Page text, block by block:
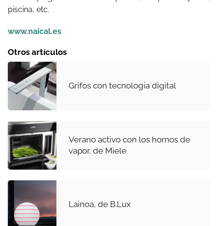
piscina, etc.
www.naical.es
Otros artículos
Grifos con tecnología digital
Verano activo con los hornos de
vapor, de Miele
Lainoa, de B.Lux